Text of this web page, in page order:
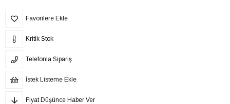
Favorilere Ekle
Kritik Stok
Telefonla Sipariş
İstek Listeme Ekle
Fiyat Düşünce Haber Ver